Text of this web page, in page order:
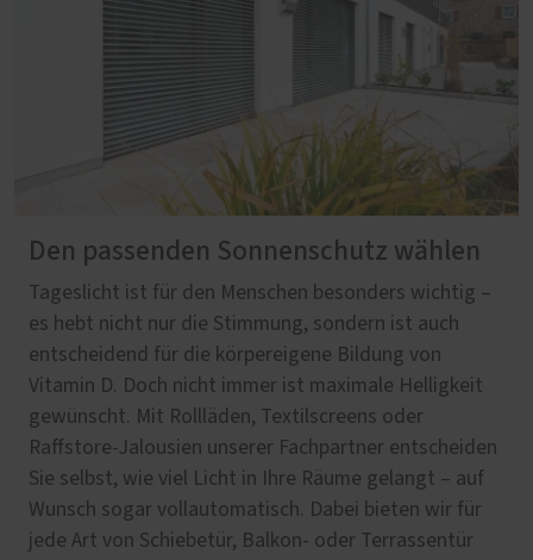
Den passenden Sonnenschutz wählen
Tageslicht ist für den Menschen besonders wichtig –
es hebt nicht nur die Stimmung, sondern ist auch
entscheidend für die körpereigene Bildung von
Vitamin D. Doch nicht immer ist maximale Helligkeit
gewünscht. Mit Rollläden, Textilscreens oder
Raffstore-Jalousien unserer Fachpartner entscheiden
Sie selbst, wie viel Licht in Ihre Räume gelangt – auf
Wunsch sogar vollautomatisch. Dabei bieten wir für
jede Art von Schiebetür, Balkon- oder Terrassentür